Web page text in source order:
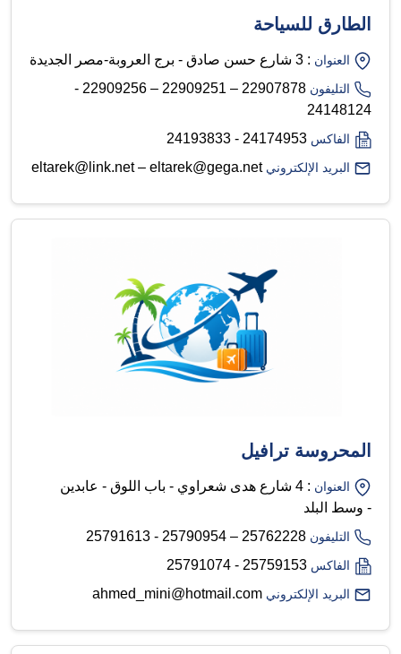
الطارق للسياحة
العنوان : 3 شارع حسن صادق - برج العروبة-مصر الجديدة
التليفون
22907878 – 22909251 – 22909256 -
24148124
الفاكس 24174953 - 24193833
البريد الإلكتروني eltarek@link.net – eltarek@gega.net
المحروسة ترافيل
العنوان
: 4 شارع هدى شعراوي - باب اللوق - عابدين
- وسط البلد
التليفون 25762228 – 25790954 - 25791613
الفاكس 25759153 - 25791074
البريد الإلكتروني ahmed_mini@hotmail.com